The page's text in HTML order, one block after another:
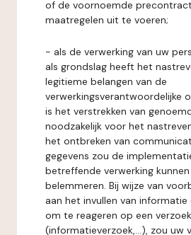
of de voornoemde
maatregelen uit te voeren;
- als de verwerking van uw
als grondslag heeft het
legitieme belangen van de
verwerkingsverantwoordelijke
is het verstrekken van
noodzakelijk voor het
het ontbreken van
gegevens zou de
betreffende verwerking
belemmeren. Bij wijze van
aan het invullen van informatie
om te reageren op een
(informatieverzoek,...), zou uw